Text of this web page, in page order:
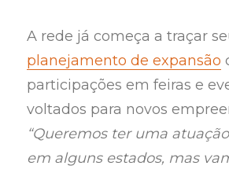
A rede já começa a traçar
planejamento de expansão
participações em feiras e
voltados para novos
“Queremos ter uma
em alguns estados, mas